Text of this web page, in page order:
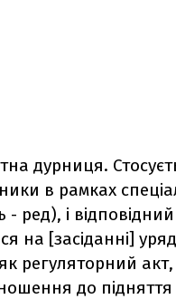
дурниця.
в рамках
- ред), і
на [засіданні]
регуляторний акт,
до